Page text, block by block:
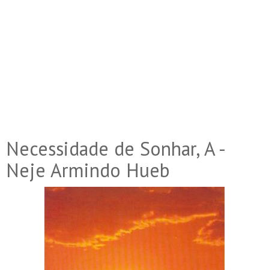
Necessidade de Sonhar, A -
Neje Armindo Hueb